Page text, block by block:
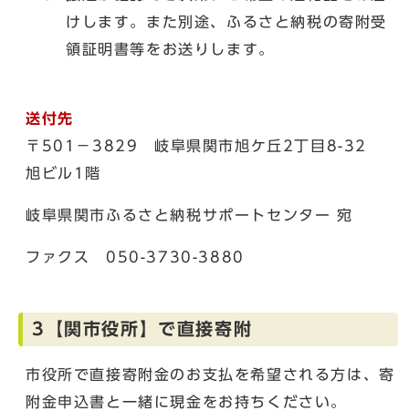
けします。また別途、ふるさと納税の寄附受
領証明書等をお送りします。
送付先
〒501－3829 岐阜県関市旭ケ丘2丁目8-32
旭ビル1階
岐阜県関市ふるさと納税サポートセンター 宛
ファクス 050-3730-3880
3【関市役所】で直接寄附
市役所で直接寄附金のお支払を希望される方は、寄
附金申込書と一緒に現金をお持ちください。